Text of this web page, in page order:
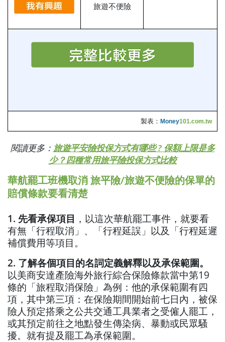
旅遊不便險
製表： Money101.com.tw
閱讀更多： 旅遊平安險投保方式有哪些 ? 保額上限是多
少？四種常用旅平險投保方式比較
華航罷工班機取消 旅平險/旅遊不便險的保單的
賠償條款要看清楚
1. 先看承保項目 ，以這次華航罷工事件，就要看
有無「行程取消」、「行程延誤」以及「行程延遲
補償費用等項目。
2. 了解各個項目的名詞定義解釋以及承保範圍。
以美商安達產險海外旅行綜合保險條款當中第19
條的「旅程取消保險」為例：他的承保範圍有四
項，其中第三項：在保險期間開始前七日內，被保
險人預定搭乘之公共交通工具業者之受僱人罷工，
或其預定前往之地點發生傳染病、暴動或民眾騷
擾。就有提及罷工為承保範圍。